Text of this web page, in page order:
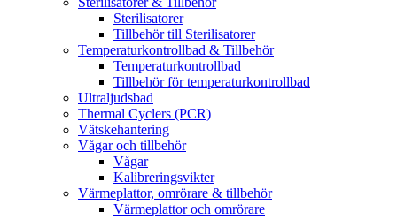
Sterilisatorer
Tillbehör till Sterilisatorer
Temperaturkontrollbad & Tillbehör
Temperaturkontrollbad
Tillbehör för temperaturkontrollbad
Ultraljudsbad
Thermal Cyclers (PCR)
Vätskehantering
Vågar och tillbehör
Vågar
Kalibreringsvikter
Värmeplattor, omrörare & tillbehör
Värmeplattor och omrörare